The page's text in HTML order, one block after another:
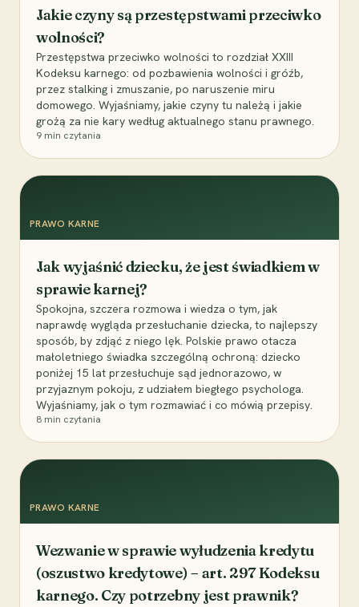
Jakie czyny są przestępstwami przeciwko
wolności?
Przestępstwa przeciwko wolności to rozdział XXIII
Kodeksu karnego: od pozbawienia wolności i gróźb,
przez stalking i zmuszanie, po naruszenie miru
domowego. Wyjaśniamy, jakie czyny tu należą i jakie
grożą za nie kary według aktualnego stanu prawnego.
9 min czytania
PRAWO KARNE
Jak wyjaśnić dziecku, że jest świadkiem w
sprawie karnej?
Spokojna, szczera rozmowa i wiedza o tym, jak
naprawdę wygląda przesłuchanie dziecka, to najlepszy
sposób, by zdjąć z niego lęk. Polskie prawo otacza
małoletniego świadka szczególną ochroną: dziecko
poniżej 15 lat przesłuchuje sąd jednorazowo, w
przyjaznym pokoju, z udziałem biegłego psychologa.
Wyjaśniamy, jak o tym rozmawiać i co mówią przepisy.
8 min czytania
PRAWO KARNE
Wezwanie w sprawie wyłudzenia kredytu
(oszustwo kredytowe) – art. 297 Kodeksu
karnego. Czy potrzebny jest prawnik?